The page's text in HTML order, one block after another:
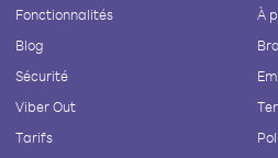
Fonctionnalités
Blog
Sécurité
Viber Out
Tarifs
À